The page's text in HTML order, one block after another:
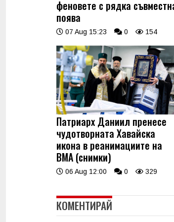
феновете с рядка
поява
07 Aug 15:23 0 154
Патриарх Даниил пренесе
чудотворната Хавайска
икона в реанимациите на
ВМА (снимки)
06 Aug 12:00 0 329
КОМЕНТИРАЙ